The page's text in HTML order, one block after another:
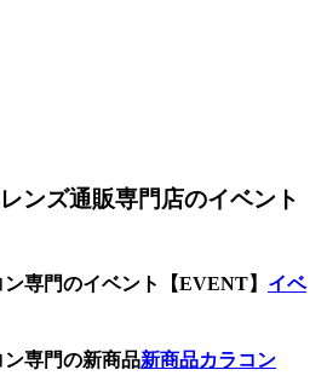
ンズ通販専門店のイベント
専門のイベント【EVENT】 イベ
専門の新商品新商品カラコン